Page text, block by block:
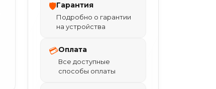
🛡Гарантия
Подробно о гарантии
на устройства
💳Оплата
Все доступные
способы оплаты